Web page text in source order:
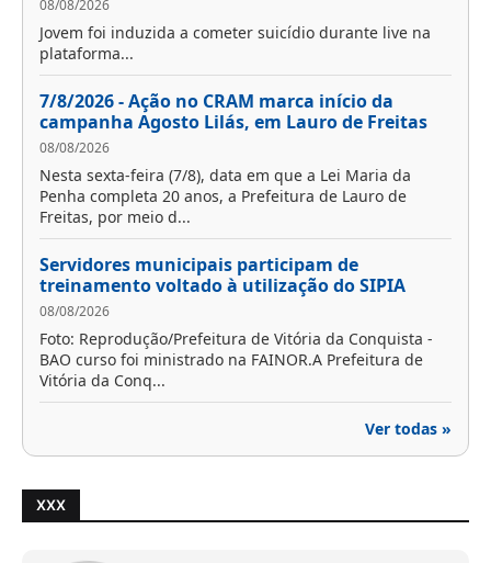
08/08/2026
Jovem foi induzida a cometer suicídio durante live na
plataforma...
7/8/2026 - Ação no CRAM marca início da
campanha Agosto Lilás, em Lauro de Freitas
08/08/2026
Nesta sexta-feira (7/8), data em que a Lei Maria da
Penha completa 20 anos, a Prefeitura de Lauro de
Freitas, por meio d...
Servidores municipais participam de
treinamento voltado à utilização do SIPIA
08/08/2026
Foto: Reprodução/Prefeitura de Vitória da Conquista -
BAO curso foi ministrado na FAINOR.A Prefeitura de
Vitória da Conq...
Ver todas »
XXX